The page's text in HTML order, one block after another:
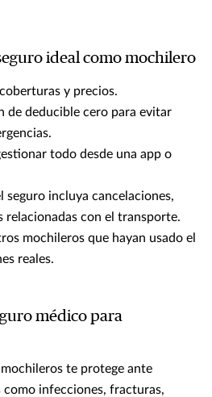
ideal como mochilero
y precios.
de deducible cero para evitar
todo desde una app o
seguro incluya cancelaciones,
relacionadas con el transporte.
mochileros que hayan usado el
reales.
médico para
te protege ante
como infecciones, fracturas,